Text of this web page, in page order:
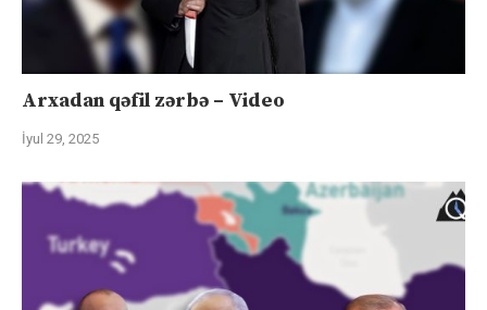
Arxadan qəfil zərbə – Video
İyul 29, 2025